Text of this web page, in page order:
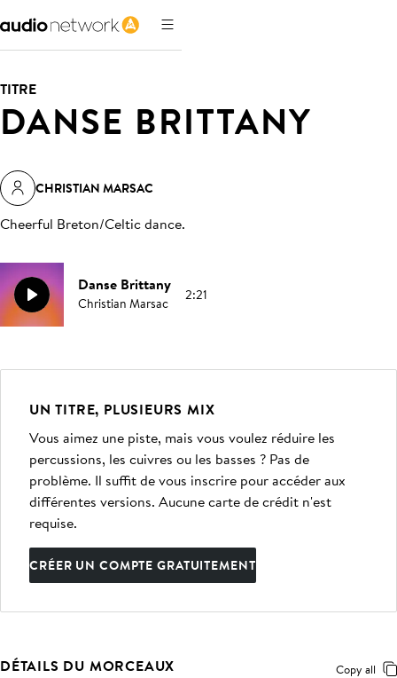
TITRE
DANSE BRITTANY
CHRISTIAN MARSAC
Cheerful Breton/Celtic dance.
Danse Brittany
Christian Marsac 2:21
UN TITRE, PLUSIEURS MIX
Vous aimez une piste, mais vous voulez réduire les
percussions, les cuivres ou les basses ? Pas de
problème. Il suffit de vous inscrire pour accéder aux
différentes versions. Aucune carte de crédit n'est
requise.
CRÉER UN COMPTE GRATUITEMENT
DÉTAILS DU MORCEAUX Copy all